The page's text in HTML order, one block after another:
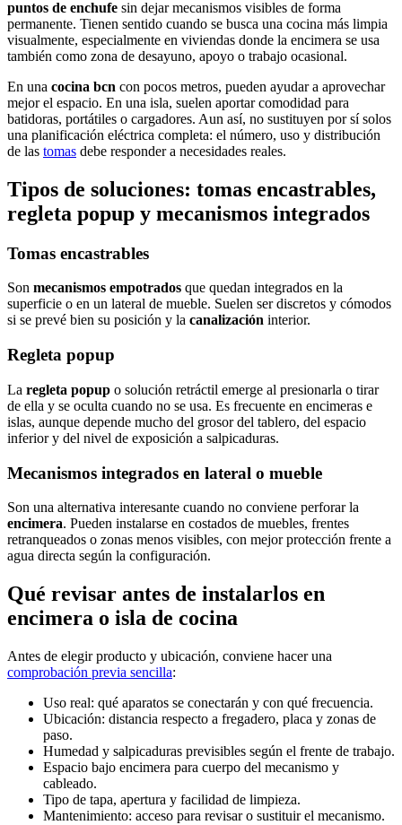
puntos de enchufe sin dejar mecanismos visibles de forma
permanente. Tienen sentido cuando se busca una cocina más limpia
visualmente, especialmente en viviendas donde la encimera se usa
también como zona de desayuno, apoyo o trabajo ocasional.
En una cocina bcn con pocos metros, pueden ayudar a aprovechar
mejor el espacio. En una isla, suelen aportar comodidad para
batidoras, portátiles o cargadores. Aun así, no sustituyen por sí solos
una planificación eléctrica completa: el número, uso y distribución
de las tomas debe responder a necesidades reales.
Tipos de soluciones: tomas encastrables,
regleta popup y mecanismos integrados
Tomas encastrables
Son mecanismos empotrados que quedan integrados en la
superficie o en un lateral de mueble. Suelen ser discretos y cómodos
si se prevé bien su posición y la canalización interior.
Regleta popup
La regleta popup o solución retráctil emerge al presionarla o tirar
de ella y se oculta cuando no se usa. Es frecuente en encimeras e
islas, aunque depende mucho del grosor del tablero, del espacio
inferior y del nivel de exposición a salpicaduras.
Mecanismos integrados en lateral o mueble
Son una alternativa interesante cuando no conviene perforar la
encimera. Pueden instalarse en costados de muebles, frentes
retranqueados o zonas menos visibles, con mejor protección frente a
agua directa según la configuración.
Qué revisar antes de instalarlos en
encimera o isla de cocina
Antes de elegir producto y ubicación, conviene hacer una
comprobación previa sencilla:
Uso real: qué aparatos se conectarán y con qué frecuencia.
Ubicación: distancia respecto a fregadero, placa y zonas de
paso.
Humedad y salpicaduras previsibles según el frente de trabajo.
Espacio bajo encimera para cuerpo del mecanismo y
cableado.
Tipo de tapa, apertura y facilidad de limpieza.
Mantenimiento: acceso para revisar o sustituir el mecanismo.